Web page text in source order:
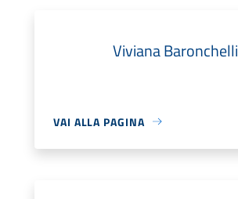
Viviana Baronchelli
VAI ALLA PAGINA